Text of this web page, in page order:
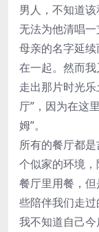
男人，不知道
无法为他清唱
母亲的名字延
在一起。然而
走出那片时光
厅”，因为在这
姆”。
所有的餐厅都
个似家的环境
餐厅里用餐，
些陪伴我们走过
我不知道自己